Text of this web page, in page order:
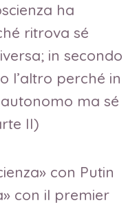
ha
ritrova sé
in secondo
l’altro perché in
ma sé
II)
con Putin
con il premier